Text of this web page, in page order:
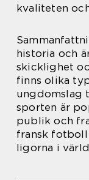
kvaliteten
historia och
skicklighet
finns olika
ungdomslag
sporten är
publik och
fransk fotboll
ligorna i